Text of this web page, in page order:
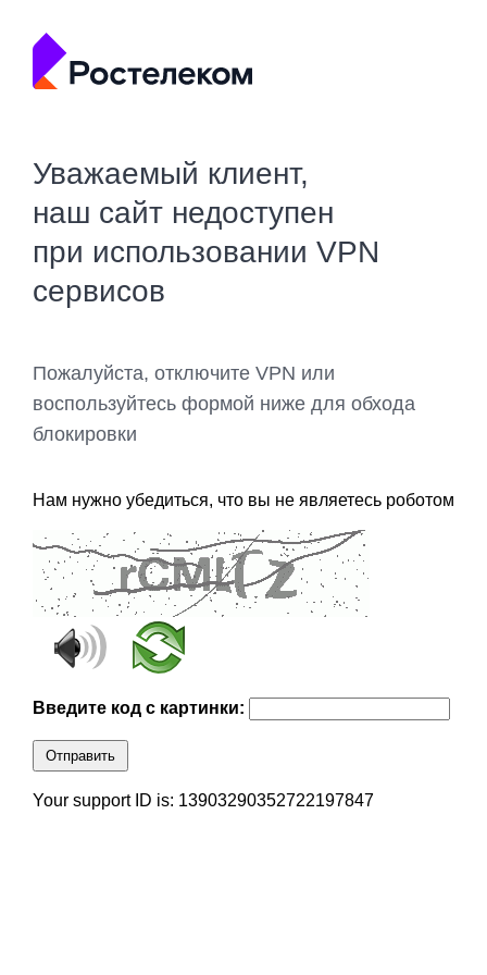
Уважаемый клиент,
наш сайт недоступен
при использовании VPN
сервисов
Пожалуйста, отключите VPN или
воспользуйтесь формой ниже для обхода
блокировки
Нам нужно убедиться, что вы не являетесь роботом
Введите код с картинки:
Отправить
Your support ID is: 13903290352722197847